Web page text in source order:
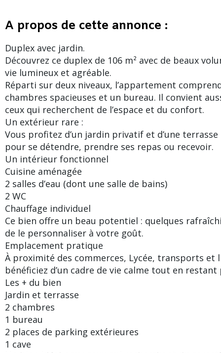
A propos de cette annonce :
Duplex avec jardin.
Découvrez ce duplex de 106 m² avec de beaux
vie lumineux et agréable.
Réparti sur deux niveaux, l’appartement
chambres spacieuses et un bureau. Il convient
ceux qui recherchent de l’espace et du confort.
Un extérieur rare :
Vous profitez d’un jardin privatif et d’une
pour se détendre, prendre ses repas ou recevoir.
Un intérieur fonctionnel
Cuisine aménagée
2 salles d’eau (dont une salle de bains)
2 WC
Chauffage individuel
Ce bien offre un beau potentiel : quelques
de le personnaliser à votre goût.
Emplacement pratique
À proximité des commerces, Lycée, transports et
bénéficiez d’un cadre de vie calme tout en
Les + du bien
Jardin et terrasse
2 chambres
1 bureau
2 places de parking extérieures
1 cave